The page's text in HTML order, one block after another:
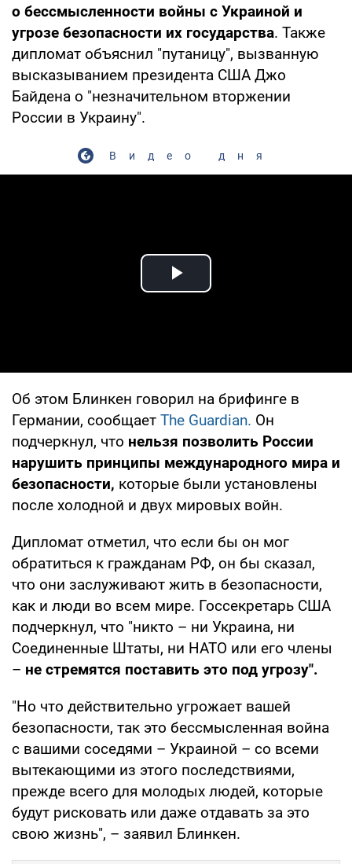
о бессмысленности войны с Украиной и
угрозе безопасности их государства. Также
дипломат объяснил "путаницу", вызванную
высказыванием президента США Джо
Байдена о "незначительном вторжении
России в Украину".
Видео дня
Play Video
Об этом Блинкен говорил на брифинге в
Германии, сообщает The Guardian. Он
подчеркнул, что нельзя позволить России
нарушить принципы международного мира и
безопасности, которые были установлены
после холодной и двух мировых войн.
Дипломат отметил, что если бы он мог
обратиться к гражданам РФ, он бы сказал,
что они заслуживают жить в безопасности,
как и люди во всем мире. Госсекретарь США
подчеркнул, что "никто – ни Украина, ни
Соединенные Штаты, ни НАТО или его члены
– не стремятся поставить это под угрозу".
"Но что действительно угрожает вашей
безопасности, так это бессмысленная война
с вашими соседями – Украиной – со всеми
вытекающими из этого последствиями,
прежде всего для молодых людей, которые
будут рисковать или даже отдавать за это
свою жизнь", – заявил Блинкен.